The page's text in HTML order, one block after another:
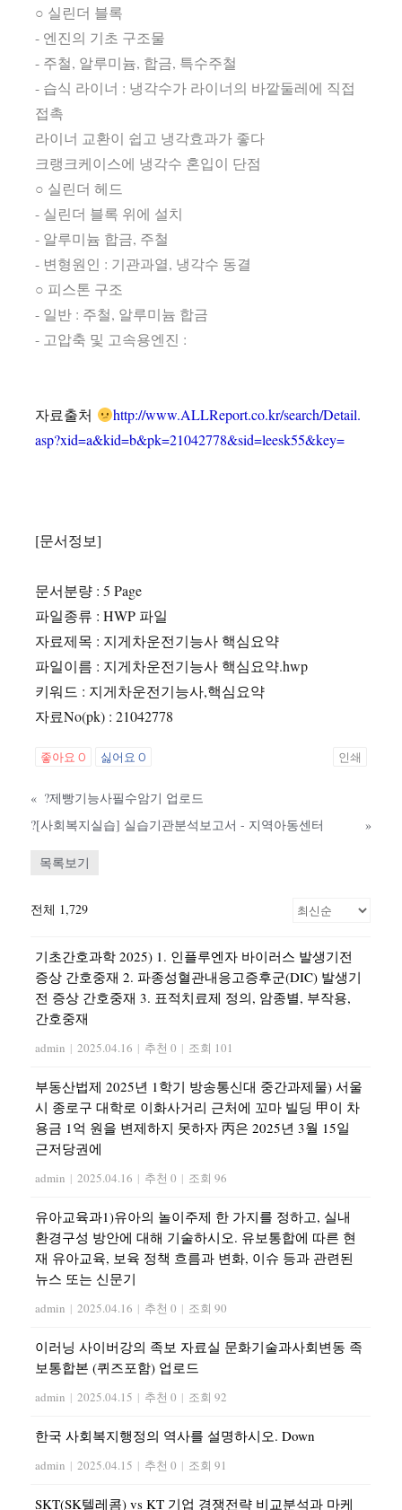
○ 실린더 블록
- 엔진의 기초 구조물
- 주철, 알루미늄, 합금, 특수주철
- 습식 라이너 : 냉각수가 라이너의 바깥둘레에 직접
접촉
라이너 교환이 쉽고 냉각효과가 좋다
크랭크케이스에 냉각수 혼입이 단점
○ 실린더 헤드
- 실린더 블록 위에 설치
- 알루미늄 합금, 주철
- 변형원인 : 기관과열, 냉각수 동결
○ 피스톤 구조
- 일반 : 주철, 알루미늄 합금
- 고압축 및 고속용엔진 :
자료출처
http://www.ALLReport.co.kr/search/Detail.
asp?xid=a&kid=b&pk=21042778&sid=leesk55&key=
[문서정보]
문서분량 : 5 Page
파일종류 : HWP 파일
자료제목 : 지게차운전기능사 핵심요약
파일이름 : 지게차운전기능사 핵심요약.hwp
키워드 : 지게차운전기능사,핵심요약
자료No(pk) : 21042778
좋아요0 싫어요0 인쇄
« ?제빵기능사필수암기 업로드
?[사회복지실습] 실습기관분석보고서 - 지역아동센터
»
목록보기
전체 1,729
기초간호과학 2025) 1. 인플루엔자 바이러스 발생기전
증상 간호중재 2. 파종성혈관내응고증후군(DIC) 발생기
전 증상 간호중재 3. 표적치료제 정의, 암종별, 부작용,
간호중재
admin | 2025.04.16 | 추천 0 | 조회 101
부동산법제 2025년 1학기 방송통신대 중간과제물) 서울
시 종로구 대학로 이화사거리 근처에 꼬마 빌딩 甲이 차
용금 1억 원을 변제하지 못하자 丙은 2025년 3월 15일
근저당권에
admin | 2025.04.16 | 추천 0 | 조회 96
유아교육과1)유아의 놀이주제 한 가지를 정하고, 실내
환경구성 방안에 대해 기술하시오. 유보통합에 따른 현
재 유아교육, 보육 정책 흐름과 변화, 이슈 등과 관련된
뉴스 또는 신문기
admin | 2025.04.16 | 추천 0 | 조회 90
이러닝 사이버강의 족보 자료실 문화기술과사회변동 족
보통합본 (퀴즈포함) 업로드
admin | 2025.04.15 | 추천 0 | 조회 92
한국 사회복지행정의 역사를 설명하시오. Down
admin | 2025.04.15 | 추천 0 | 조회 91
SKT(SK텔레콤) vs KT 기업 경쟁전략 비교분석과 마케